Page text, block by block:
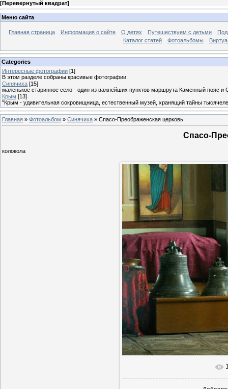
[Перевернутый квадрат]
Меню сайта
Главная страница Информация о сайте О детях Путешествуем с детьми
Каталог статей
Фотоальбомы
Categories
Интересные фотографии [1]
В этом разделе собраны красивые фотографии.
Синячиха [15]
маленькое старинное село - один из важнейших пунктов маршрута Каменный пояс
Крым [13]
"Крым - удивительная сокровищница, естественный музей, хранящий тайны
Главная » Фотоальбом » Синячиха » Спасо-Преображенская церковь
Спасо-
колокола